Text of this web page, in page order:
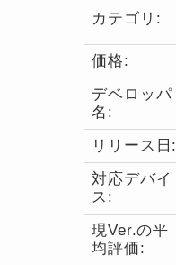
カテゴリ:
価格:
デベロッパ
名:
リリース日:
対応デバイ
ス:
現Ver.の平
均評価: